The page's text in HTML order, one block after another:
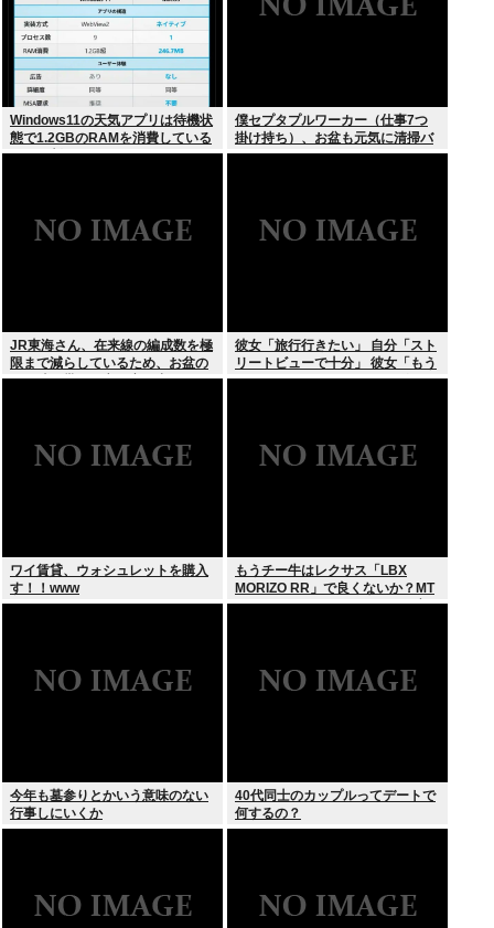
Windows11の天気アプリは待機状
態で1.2GBのRAMを消費している
ことが判明www
僕セプタプルワーカー（仕事7つ
掛け持ち）、お盆も元気に清掃バ
イト！
JR東海さん、在来線の編成数を極
限まで減らしているため、お盆の
この時間帯でも立ち客が出てしま
彼女「旅行行きたい」 自分「スト
リートビューで十分」 彼女「もう
いい （ドドンガドン」 これ俺が悪
ワイ賃貸、ウォシュレットを購入
す！！www
もうチー牛はレクサス「LBX
MORIZO RR」で良くないか？MT
ありのコンパクトAWD.そんな高
今年も墓参りとかいう意味のない
行事しにいくか
40代同士のカップルってデートで
何するの？